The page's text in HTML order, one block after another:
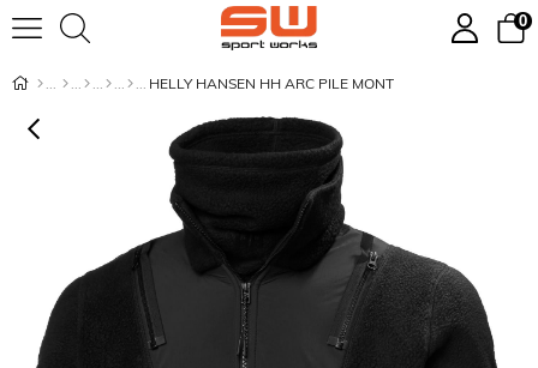
0
HELLY HANSEN HH ARC PILE MONT